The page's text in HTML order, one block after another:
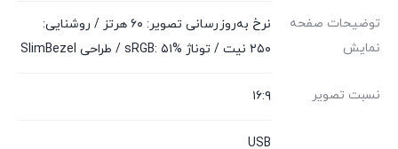
توضیحات صفحه
نمایش
نرخ به‌روزرسانی تصویر: ۶۰ هرتز / روشنایی:
۲۵۰ نیت / توناژ sRGB: ۵۱% / طراحی SlimBezel
نسبت تصویر ۱۶:۹
USB